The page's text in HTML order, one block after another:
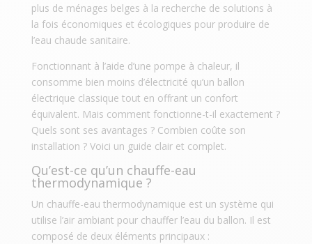
plus de ménages belges à la recherche de solutions à
la fois économiques et écologiques pour produire de
l’eau chaude sanitaire.
Fonctionnant à l’aide d’une pompe à chaleur, il
consomme bien moins d’électricité qu’un ballon
électrique classique tout en offrant un confort
équivalent. Mais comment fonctionne-t-il exactement ?
Quels sont ses avantages ? Combien coûte son
installation ? Voici un guide clair et complet.
Qu’est-ce qu’un chauffe-eau
thermodynamique ?
Un chauffe-eau thermodynamique est un système qui
utilise l’air ambiant pour chauffer l’eau du ballon. Il est
composé de deux éléments principaux :